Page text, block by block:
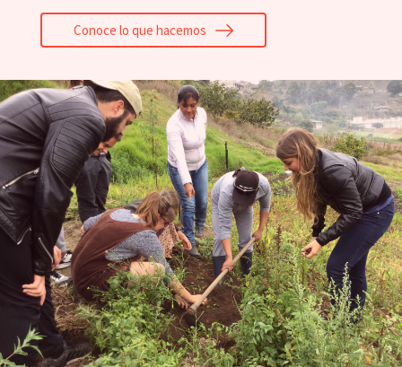
Conoce lo que hacemos